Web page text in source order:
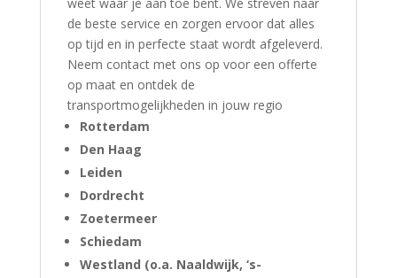
de beste service en zorgen ervoor dat alles
op tijd en in perfecte staat wordt afgeleverd.
Neem contact met ons op voor een offerte
op maat en ontdek de
transportmogelijkheden in jouw regio
Rotterdam
Den Haag
Leiden
Dordrecht
Zoetermeer
Schiedam
Westland (o.a. Naaldwijk, ‘s-